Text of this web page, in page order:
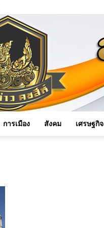
การเมือง สังคม เศรษฐกิจ